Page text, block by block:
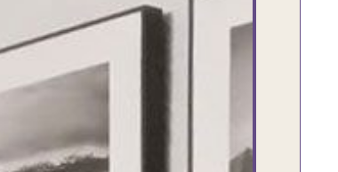
وبمنتهي الأمانه مكسب